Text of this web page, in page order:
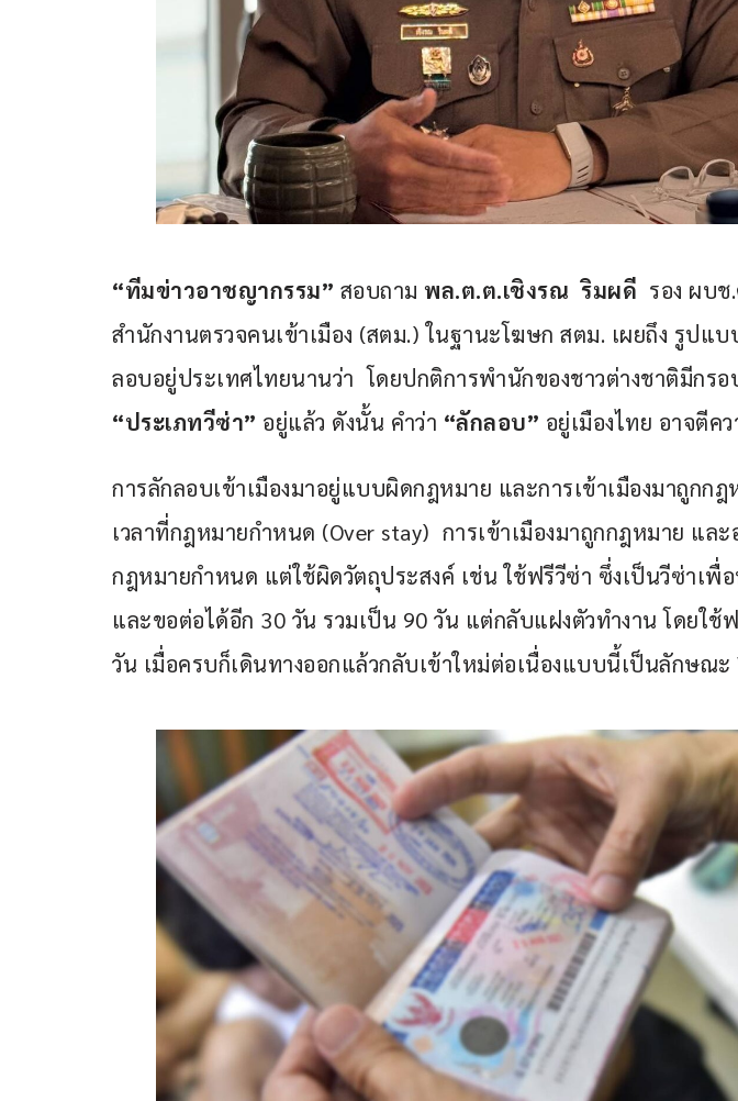
“ทีมข่าวอาชญากรรม” สอบถาม พล.ต.ต.เชิงรณ  ริมผดี รอง ผบช
สำนักงานตรวจคนเข้าเมือง (สตม.) ในฐานะโฆษก สตม. เผยถึง รูปแ
ลอบอยู่ประเทศไทยนานว่า  โดยปกติการพำนักของชาวต่างชาติมีกร
“ประเภทวีซ่า” อยู่แล้ว ดังนั้น คำว่า “ลักลอบ” อยู่เมืองไทย อาจตีค
การลักลอบเข้าเมืองมาอยู่แบบผิดกฎหมาย และการเข้าเมืองมาถูกก
เวลาที่กฎหมายกำหนด (Over stay)  การเข้าเมืองมาถูกกฎหมาย แล
กฎหมายกำหนด แต่ใช้ผิดวัตถุประสงค์ เช่น ใช้ฟรีวีซ่า ซึ่งเป็นวีซ่าเพื่อ
และขอต่อได้อีก 30 วัน รวมเป็น 90 วัน แต่กลับแฝงตัวทำงาน โดยใช้
วัน เมื่อครบก็เดินทางออกแล้วกลับเข้าใหม่ต่อเนื่องแบบนี้เป็นลักษณะ